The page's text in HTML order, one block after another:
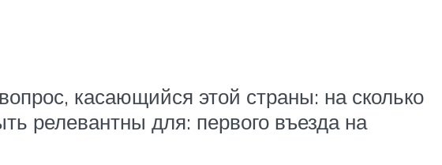
касающийся этой страны: на сколько
релевантны для: первого въезда на